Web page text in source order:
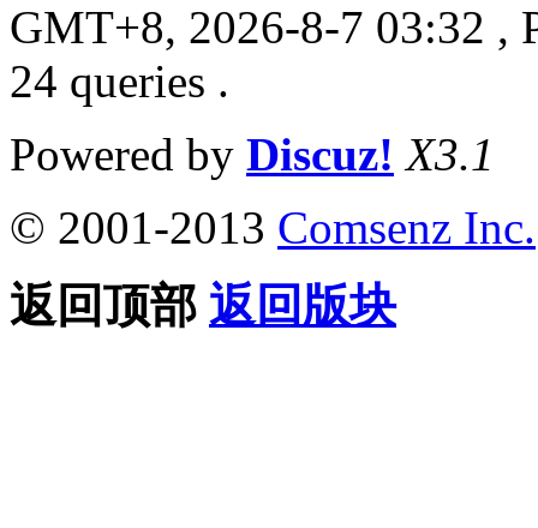
GMT+8, 2026-8-7 03:32 ,
24 queries .
Powered by Discuz! X3.1
© 2001-2013 Comsenz Inc.
返回顶部 返回版块